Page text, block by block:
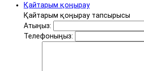
Қайтарым қоңырау
Қайтарым қоңырау тапсырысы
Атыңыз:
Телефоныңыз: